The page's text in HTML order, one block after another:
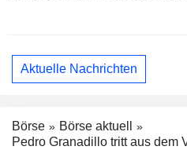
Aktuelle Nachrichten
Börse
Börse aktuell
Pedro Granadillo tritt aus dem